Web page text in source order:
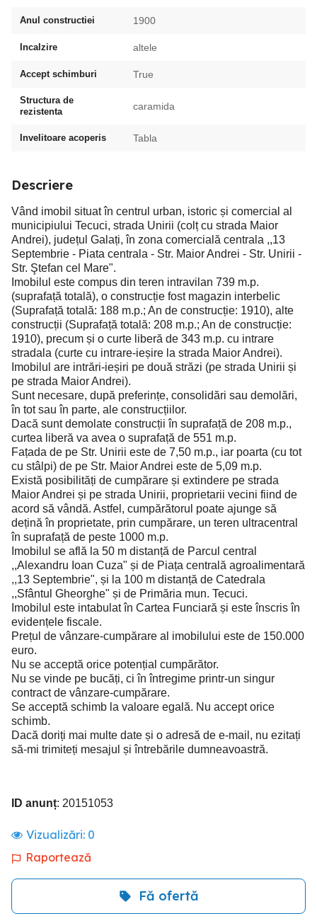
Anul constructiei 1900
Incalzire altele
Accept schimburi True
Structura de
rezistenta
caramida
Invelitoare acoperis Tabla
Descriere
Vând imobil situat în centrul urban, istoric și comercial al
municipiului Tecuci, strada Unirii (colț cu strada Maior
Andrei), județul Galați, în zona comercială centrala ,,13
Septembrie - Piata centrala - Str. Maior Andrei - Str. Unirii -
Str. Ştefan cel Mare".
Imobilul este compus din teren intravilan 739 m.p.
(suprafață totală), o construcție fost magazin interbelic
(Suprafață totală: 188 m.p.; An de construcție: 1910), alte
construcții (Suprafață totală: 208 m.p.; An de construcție:
1910), precum și o curte liberă de 343 m.p. cu intrare
stradala (curte cu intrare-ieșire la strada Maior Andrei).
Imobilul are intrări-ieșiri pe două străzi (pe strada Unirii și
pe strada Maior Andrei).
Sunt necesare, după preferințe, consolidări sau demolări,
în tot sau în parte, ale construcțiilor.
Dacă sunt demolate construcții în suprafață de 208 m.p.,
curtea liberă va avea o suprafață de 551 m.p.
Fațada de pe Str. Unirii este de 7,50 m.p., iar poarta (cu tot
cu stâlpi) de pe Str. Maior Andrei este de 5,09 m.p.
Există posibilități de cumpărare și extindere pe strada
Maior Andrei și pe strada Unirii, proprietarii vecini fiind de
acord să vândă. Astfel, cumpărătorul poate ajunge să
dețină în proprietate, prin cumpărare, un teren ultracentral
în suprafață de peste 1000 m.p.
Imobilul se află la 50 m distanță de Parcul central
,,Alexandru Ioan Cuza" și de Piața centrală agroalimentară
,,13 Septembrie", și la 100 m distanță de Catedrala
,,Sfântul Gheorghe" și de Primăria mun. Tecuci.
Imobilul este intabulat în Cartea Funciară și este înscris în
evidențele fiscale.
Prețul de vânzare-cumpărare al imobilului este de 150.000
euro.
Nu se acceptă orice potențial cumpărător.
Nu se vinde pe bucăți, ci în întregime printr-un singur
contract de vânzare-cumpărare.
Se acceptă schimb la valoare egală. Nu accept orice
schimb.
Dacă doriți mai multe date și o adresă de e-mail, nu ezitați
să-mi trimiteți mesajul și întrebările dumneavoastră.
ID anunț: 20151053
Vizualizări: 0
Raportează
Fă ofertă